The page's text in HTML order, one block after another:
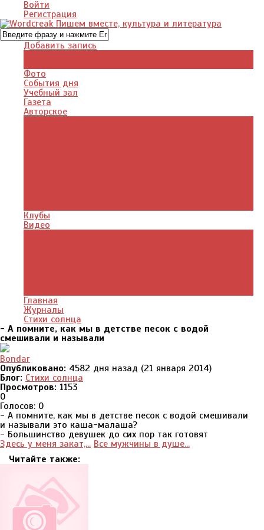
Войти
Регистрация
Добавить запись
Фото
События дня
Учебный зал
Газета
Авторское
Клубы
Видео
Главная
Журналы
Стихи солнца
- А помните, как мы в детстве песок с водой
смешивали и называли
Bondar
Опубликовано: 4582 дня назад (21 января 2014)
Блог: Стихи солнца
Просмотров: 1153
0
Голосов: 0
- А помните, как мы в детстве песок с водой смешивали
и называли это каша-малаша?
- Большинство девушек до сих пор так готовят
Здесь у меня закат,... Все мужчины в душе...
Читайте также: